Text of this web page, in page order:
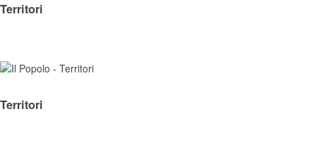
Territori
Territori